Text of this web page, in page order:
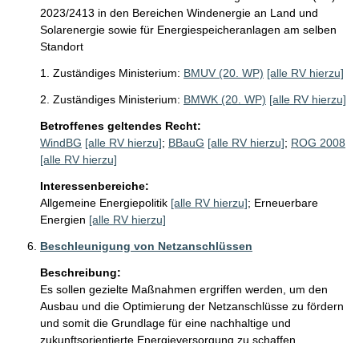
2023/2413 in den Bereichen Windenergie an Land und
Solarenergie sowie für Energiespeicheranlagen am selben
Standort
1. Zuständiges Ministerium: BMUV (20. WP) [alle RV hierzu]
2. Zuständiges Ministerium: BMWK (20. WP) [alle RV hierzu]
Betroffenes geltendes Recht:
WindBG [alle RV hierzu]; BBauG [alle RV hierzu]; ROG 2008
[alle RV hierzu]
Interessenbereiche:
Allgemeine Energiepolitik [alle RV hierzu]; Erneuerbare
Energien [alle RV hierzu]
Beschleunigung von Netzanschlüssen
Beschreibung:
Es sollen gezielte Maßnahmen ergriffen werden, um den
Ausbau und die Optimierung der Netzanschlüsse zu fördern
und somit die Grundlage für eine nachhaltige und
zukunftsorientierte Energieversorgung zu schaffen.